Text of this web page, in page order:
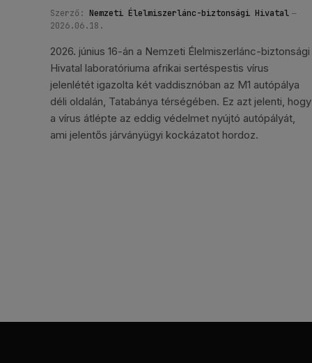
Szerző: Nemzeti Élelmiszerlánc-biztonsági Hivatal
2026.06.18.
2026. június 16-án a Nemzeti Élelmiszerlánc-biztonsági
Hivatal laboratóriuma afrikai sertéspestis vírus
jelenlétét igazolta két vaddisznóban az M1 autópálya
déli oldalán, Tatabánya térségében. Ez azt jelenti, hogy
a vírus átlépte az eddig védelmet nyújtó autópályát,
ami jelentős járványügyi kockázatot hordoz.